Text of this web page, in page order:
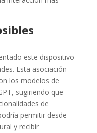
este dispositivo
Esta asociación
los modelos de
sugiriendo que
de
permitir desde
y recibir